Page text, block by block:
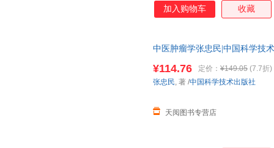
加入购物车 收藏
中医肿瘤学张忠民|中国科学技术
¥114.76 定价： ¥149.05 (7.7折)
天阅图书专营店
张忠民, 著 /中国科学技术出版社